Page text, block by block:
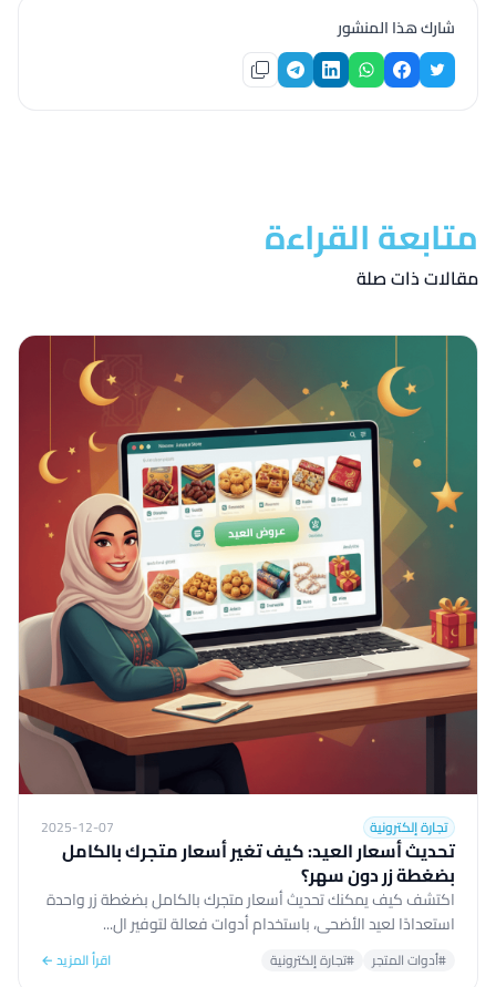
شارك هذا المنشور
متابعة القراءة
مقالات ذات صلة
تجارة إلكترونية 2025-12-07
تحديث أسعار العيد: كيف تغير أسعار متجرك بالكامل
بضغطة زر دون سهر؟
اكتشف كيف يمكنك تحديث أسعار متجرك بالكامل بضغطة زر واحدة
استعدادًا لعيد الأضحى، باستخدام أدوات فعالة لتوفير ال...
#أدوات المتجر #تجارة إلكترونية اقرأ المزيد ←